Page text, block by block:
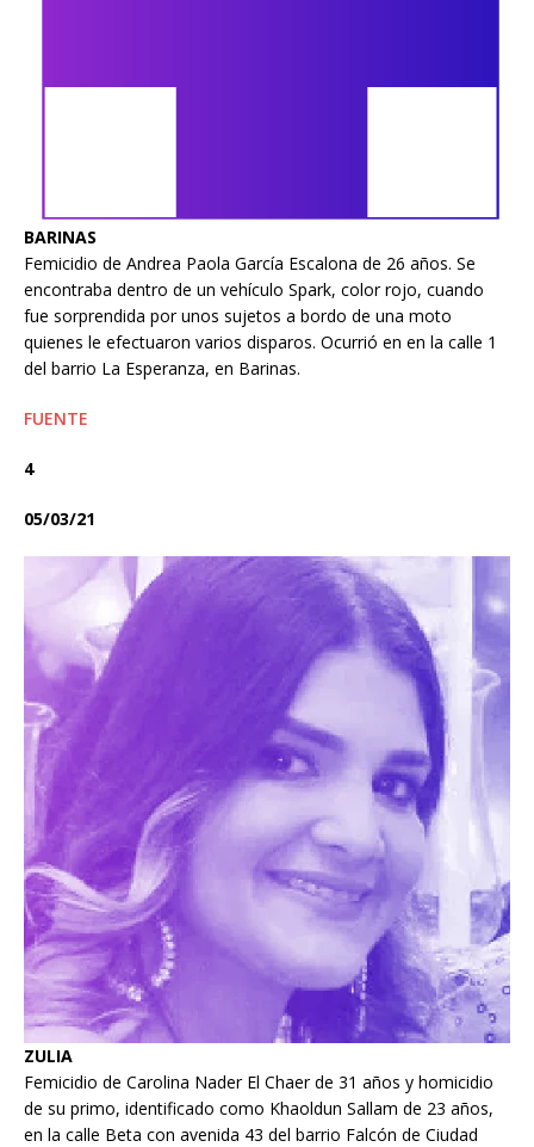
BARINAS
Femicidio de Andrea Paola García Escalona de 26 años. Se
encontraba dentro de un vehículo Spark, color rojo, cuando
fue sorprendida por unos sujetos a bordo de una moto
quienes le efectuaron varios disparos. Ocurrió en en la calle 1
del barrio La Esperanza, en Barinas.
FUENTE
4
05/03/21
ZULIA
Femicidio de Carolina Nader El Chaer de 31 años y homicidio
de su primo, identificado como Khaoldun Sallam de 23 años,
en la calle Beta con avenida 43 del barrio Falcón de Ciudad